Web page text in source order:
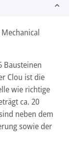
Bausteinen
Clou ist die
wie richtige
ca. 20
neben dem
sowie der